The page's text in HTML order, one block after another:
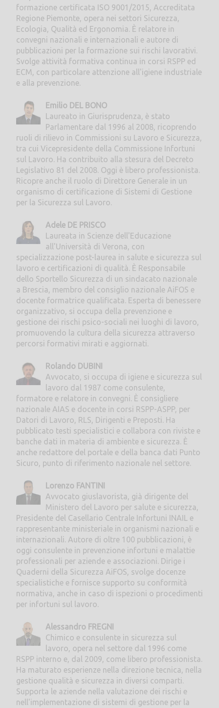
formazione certificata ISO 9001/2015, Accreditata
Regione Piemonte, opera nei settori Sicurezza,
Ecologia, Qualità ed Ergonomia. È relatore in
convegni nazionali e internazionali e autore di
pubblicazioni per la formazione sui rischi lavorativi.
Svolge attività formativa continua in corsi RSPP ed
ECM, con particolare attenzione all'igiene industriale
e alla prevenzione.
Emilio DEL BONO
Laureato in Giurisprudenza, è stato
Parlamentare dal 1996 al 2008, ricoprendo
ruoli di rilievo in Commissioni su Lavoro e Sicurezza,
tra cui Vicepresidente della Commissione Infortuni
sul Lavoro. Ha contribuito alla stesura del Decreto
Legislativo 81 del 2008. Oggi è libero professionista.
Ricopre anche il ruolo di Direttore Generale in un
organismo di certificazione di Sistemi di Gestione
per la Sicurezza sul Lavoro.
Adele DE PRISCO
Laureata in Scienze dell'Educazione
all'Università di Verona, con
specializzazione post-laurea in salute e sicurezza sul
lavoro e certificazioni di qualità. È Responsabile
dello Sportello Sicurezza di un sindacato nazionale
a Brescia, membro del consiglio nazionale AiFOS e
docente formatrice qualificata. Esperta di benessere
organizzativo, si occupa della prevenzione e
gestione dei rischi psico-sociali nei luoghi di lavoro,
promuovendo la cultura della sicurezza attraverso
percorsi formativi mirati e aggiornati.
Rolando DUBINI
Avvocato, si occupa di igiene e sicurezza sul
lavoro dal 1987 come consulente,
formatore e relatore in convegni. È consigliere
nazionale AIAS e docente in corsi RSPP-ASPP, per
Datori di Lavoro, RLS, Dirigenti e Preposti. Ha
pubblicato testi specialistici e collabora con riviste e
banche dati in materia di ambiente e sicurezza. È
anche redattore del portale e della banca dati Punto
Sicuro, punto di riferimento nazionale nel settore.
Lorenzo FANTINI
Avvocato giuslavorista, già dirigente del
Ministero del Lavoro per salute e sicurezza,
Presidente del Casellario Centrale Infortuni INAIL e
rappresentante ministeriale in organismi nazionali e
internazionali. Autore di oltre 100 pubblicazioni, è
oggi consulente in prevenzione infortuni e malattie
professionali per aziende e associazioni. Dirige i
Quaderni della Sicurezza AiFOS, svolge docenze
specialistiche e fornisce supporto su conformità
normativa, anche in caso di ispezioni o procedimenti
per infortuni sul lavoro.
Alessandro FREGNI
Chimico e consulente in sicurezza sul
lavoro, opera nel settore dal 1996 come
RSPP interno e, dal 2009, come libero professionista.
Ha maturato esperienze nella direzione tecnica, nella
gestione qualità e sicurezza in diversi comparti.
Supporta le aziende nella valutazione dei rischi e
nell'implementazione di sistemi di gestione per la